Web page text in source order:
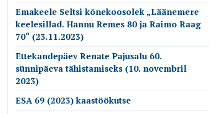
Emakeele Seltsi kõnekoosolek „Läänemere
keelesillad. Hannu Remes 80 ja Raimo Raag
70“ (23.11.2023)
Ettekandepäev Renate Pajusalu 60.
sünnipäeva tähistamiseks (10. novembril
2023)
ESA 69 (2023) kaastöökutse